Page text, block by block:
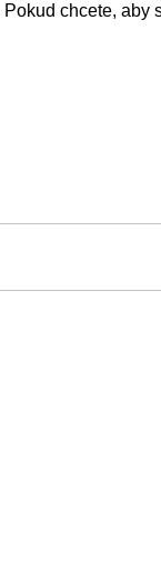
chcete, aby